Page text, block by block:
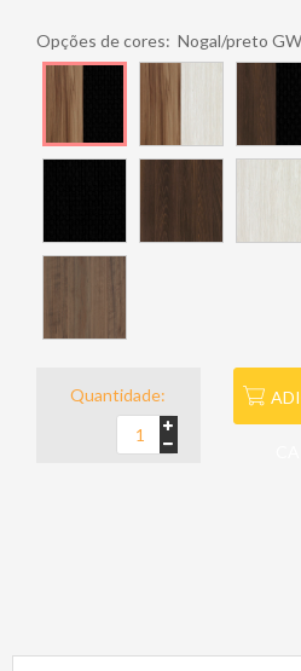
Opções de cores: Nogal/preto GW
Quantidade: